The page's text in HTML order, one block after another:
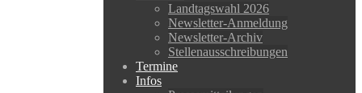
Landtagswahl 2026
Newsletter-Anmeldung
Newsletter-Archiv
Stellenausschreibungen
Termine
Infos